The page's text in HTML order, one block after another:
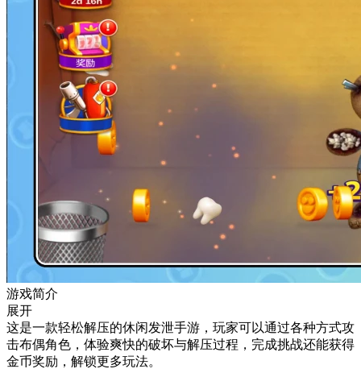
游戏简介
展开
这是一款轻松解压的休闲发泄手游，玩家可以通过各种方式攻
击布偶角色，体验爽快的破坏与解压过程，完成挑战还能获得
金币奖励，解锁更多玩法。